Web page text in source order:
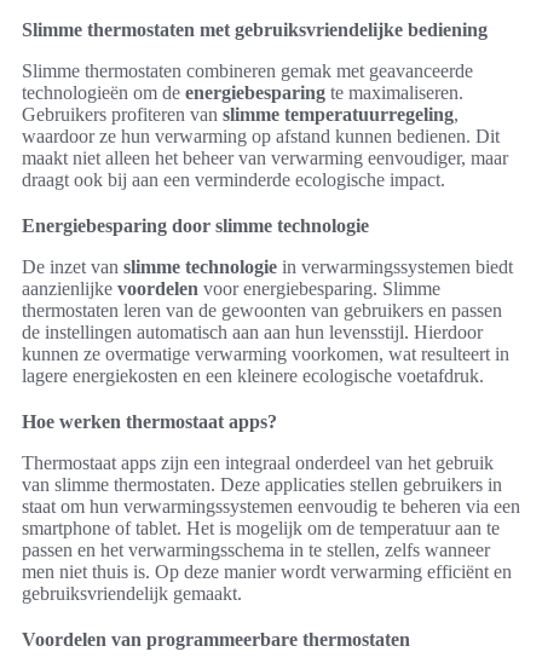
Slimme thermostaten met gebruiksvriendelijke bediening
Slimme thermostaten combineren gemak met geavanceerde
technologieën om de energiebesparing te maximaliseren.
Gebruikers profiteren van slimme temperatuurregeling,
waardoor ze hun verwarming op afstand kunnen bedienen. Dit
maakt niet alleen het beheer van verwarming eenvoudiger, maar
draagt ook bij aan een verminderde ecologische impact.
Energiebesparing door slimme technologie
De inzet van slimme technologie in verwarmingssystemen biedt
aanzienlijke voordelen voor energiebesparing. Slimme
thermostaten leren van de gewoonten van gebruikers en passen
de instellingen automatisch aan aan hun levensstijl. Hierdoor
kunnen ze overmatige verwarming voorkomen, wat resulteert in
lagere energiekosten en een kleinere ecologische voetafdruk.
Hoe werken thermostaat apps?
Thermostaat apps zijn een integraal onderdeel van het gebruik
van slimme thermostaten. Deze applicaties stellen gebruikers in
staat om hun verwarmingssystemen eenvoudig te beheren via een
smartphone of tablet. Het is mogelijk om de temperatuur aan te
passen en het verwarmingsschema in te stellen, zelfs wanneer
men niet thuis is. Op deze manier wordt verwarming efficiënt en
gebruiksvriendelijk gemaakt.
Voordelen van programmeerbare thermostaten